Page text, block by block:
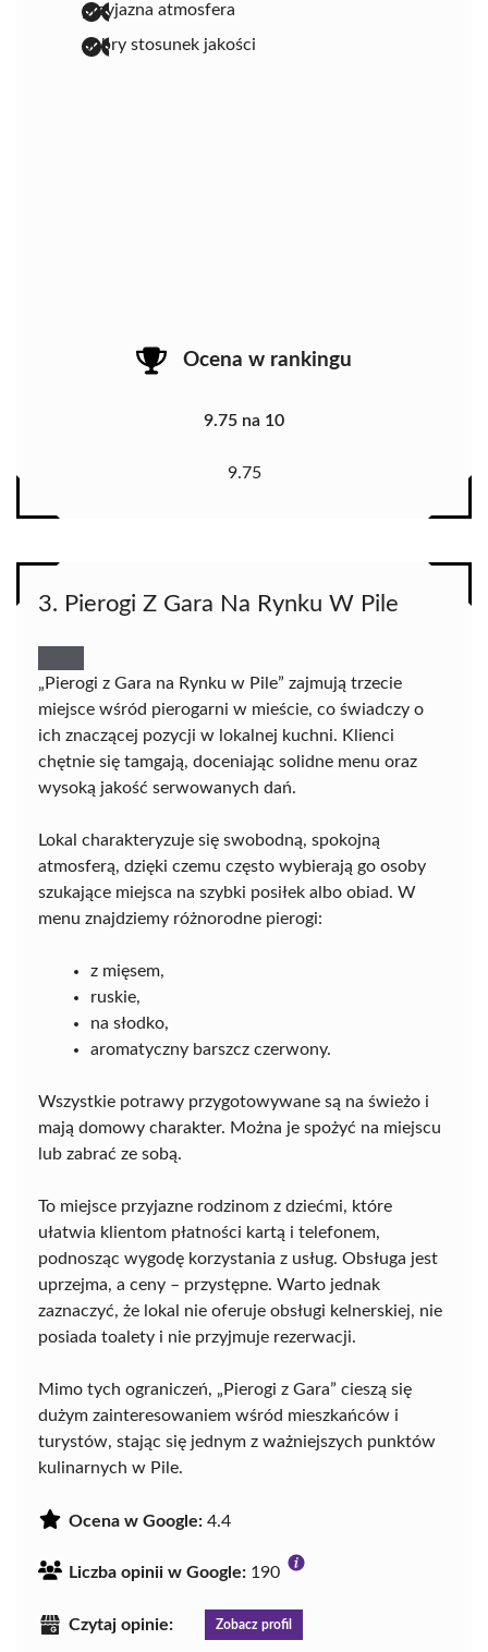
przyjazna atmosfera
dobry stosunek jakości
Ocena w rankingu
9.75 na 10
9.75
3. Pierogi Z Gara Na Rynku W Pile
„Pierogi z Gara na Rynku w Pile” zajmują trzecie
miejsce wśród pierogarni w mieście, co świadczy o
ich znaczącej pozycji w lokalnej kuchni. Klienci
chętnie się tamgają, doceniając solidne menu oraz
wysoką jakość serwowanych dań.
Lokal charakteryzuje się swobodną, spokojną
atmosferą, dzięki czemu często wybierają go osoby
szukające miejsca na szybki posiłek albo obiad. W
menu znajdziemy różnorodne pierogi:
z mięsem,
ruskie,
na słodko,
aromatyczny barszcz czerwony.
Wszystkie potrawy przygotowywane są na świeżo i
mają domowy charakter. Można je spożyć na miejscu
lub zabrać ze sobą.
To miejsce przyjazne rodzinom z dziećmi, które
ułatwia klientom płatności kartą i telefonem,
podnosząc wygodę korzystania z usług. Obsługa jest
uprzejma, a ceny – przystępne. Warto jednak
zaznaczyć, że lokal nie oferuje obsługi kelnerskiej, nie
posiada toalety i nie przyjmuje rezerwacji.
Mimo tych ograniczeń, „Pierogi z Gara” cieszą się
dużym zainteresowaniem wśród mieszkańców i
turystów, stając się jednym z ważniejszych punktów
kulinarnych w Pile.
Ocena w Google: 4.4
Liczba opinii w Google: 190
Czytaj opinie: Zobacz profil